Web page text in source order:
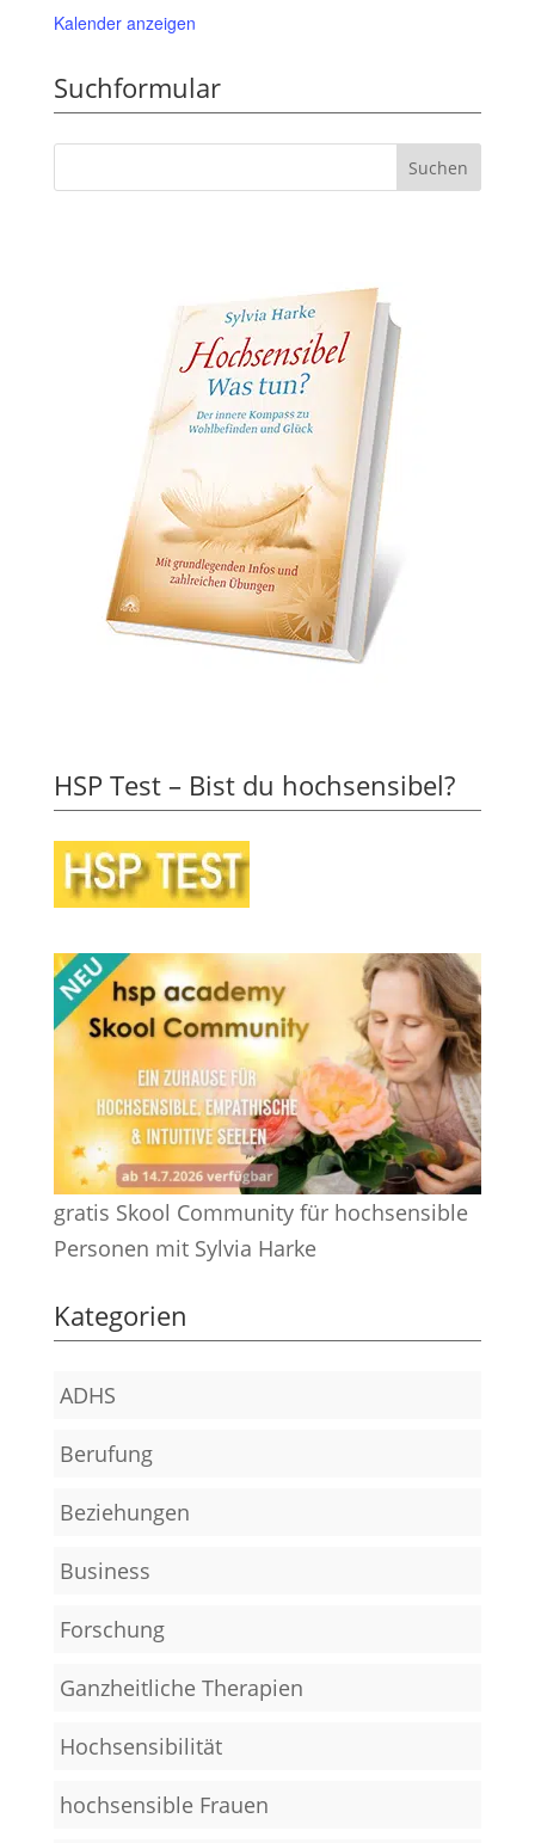
Kalender anzeigen
Suchformular
HSP Test – Bist du hochsensibel?
gratis Skool Community für hochsensible
Personen mit Sylvia Harke
Kategorien
ADHS
Berufung
Beziehungen
Business
Forschung
Ganzheitliche Therapien
Hochsensibilität
hochsensible Frauen